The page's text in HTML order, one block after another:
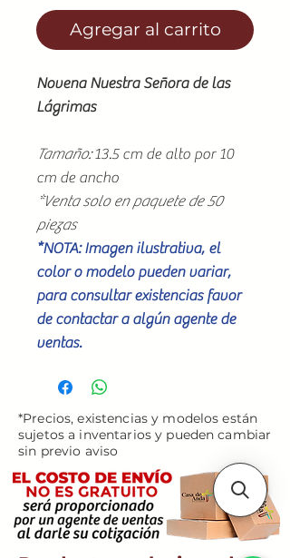
Agregar al carrito
Novena Nuestra Señora de las
Lágrimas
Tamaño:13.5 cm de alto por 10
cm de ancho
*Venta solo en paquete de 50
piezas
*NOTA: Imagen ilustrativa, el
color o modelo pueden variar,
para consultar existencias favor
de contactar a algún agente de
ventas.
*Precios, existencias y modelos están
sujetos a inventarios y pueden cambiar
sin previo aviso